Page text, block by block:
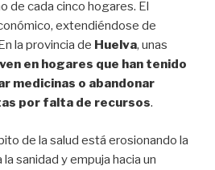
de cada cinco hogares. El
extendiéndose de
la provincia de Huelva, unas
en hogares que han tenido
medicinas o abandonar
por falta de recursos.
de la salud está erosionando la
sanidad y empuja hacia un